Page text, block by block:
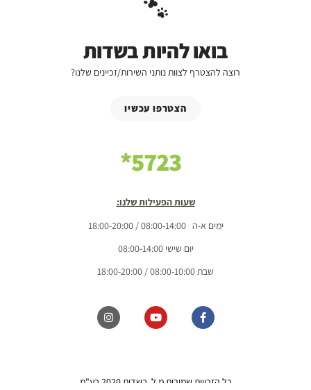
בואו להיות בשדות
רוצה להצטרף לצוות נותני השירות/זכיינים שלנו?
הצטרפו עכשיו
5723*
שעות הפעילות שלנו:
ימים א-ה 08:00-14:00 / 18:00-20:00
יום שישי 08:00-14:00
שבת 08:00-10:00 / 18:00-20:00
כל הזכויות שמורות מ.ל. בשדות 2020 בע"מ